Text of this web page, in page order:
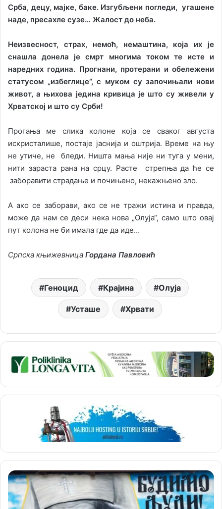
Срба, децу, мајке, баке. Изгубљени погледи, угашене
наде, пресахле сузе… Жалост до неба.
Неизвесност, страх, немоћ, немаштина, која их је
снашла донела је смрт многима током те исте и
наредних година. Прогнани, протерани и обележени
статусом „избеглице“, с муком су започињали нови
живот, а њихова једина кривица је што су живели у
Хрватској и што су Срби!
Прогања ме слика колоне која се сваког августа
искристалише, постаје јаснија и оштрија. Време на њу
не утиче, не бледи. Ништа мања није ни туга у мени,
нити зараста рана на срцу. Расте стрепња да ће се
заборавити страдање и почињено, некажњено зло.
А ако се заборави, ако се не тражи истина и правда,
може да нам се деси нека нова „Олуја“, само што овај
пут колона не би имала где да иде…
Српска књижевница Гордана Павловић
Геноцид Крајина Олуја
Усташе Хрвати